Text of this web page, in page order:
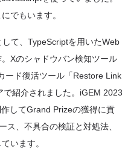
でもいます。
て、TypeScriptを用いたWeb
Xのシャドウバン検知ツール
ード復活ツール「Restore Link
紹介されました。iGEM 2023
してGrand Prizeの獲得に貢
ス、不具合の検証と対処法、
います。